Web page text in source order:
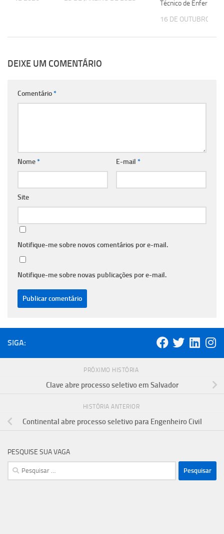
Técnico de
16 DE OUTUBRO DE
DEIXE UM COMENTÁRIO
Comentário*
Nome* E-mail *
Site
Notifique-me sobre novos comentários por e-mail.
Notifique-me sobre novas publicações por e-mail.
SIGA:
PRÓXIMO HISTÓRIA
Clave abre processo seletivo em Salvador
HISTÓRIA ANTERIOR
Continental abre processo seletivo para Engenheiro Civil
PESQUISE SUA VAGA
Pesquisar
por: